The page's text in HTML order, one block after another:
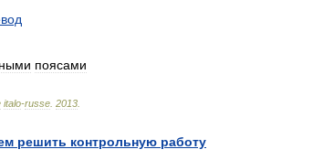
поясами
italo-russe 2013
решить контрольную работу